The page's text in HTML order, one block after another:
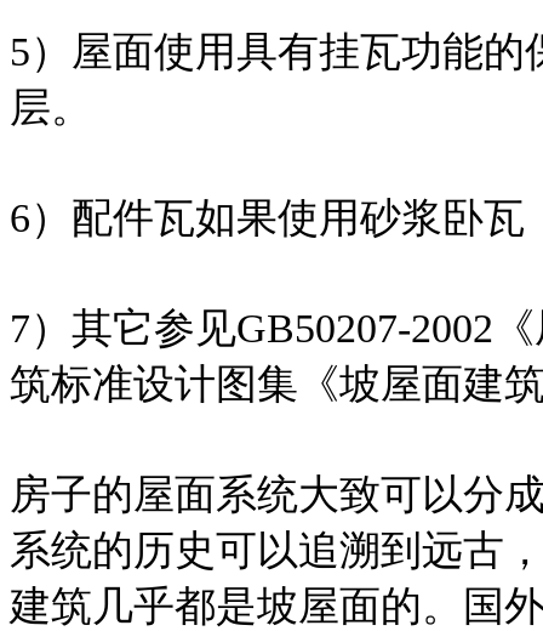
5）屋面使用具有挂瓦功能
层。
6）配件瓦如果使用砂浆卧
7）其它参见GB50207-2002
筑标准设计图集《坡屋面建
房子的屋面系统大致可以分
系统的历史可以追溯到远古
建筑几乎都是坡屋面的。国